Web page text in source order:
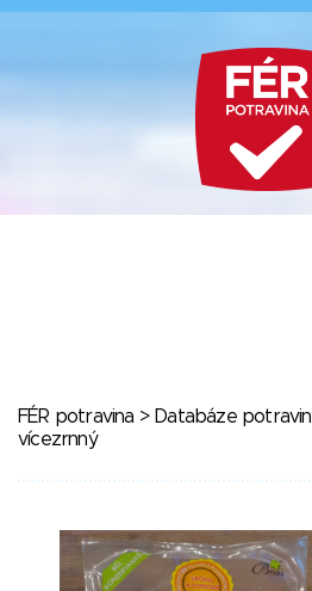
FÉR potravina > Databáze potravin
vícezrnný